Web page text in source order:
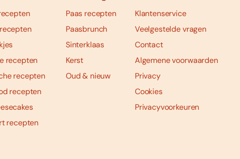
recepten
recepten
recepten
recepten
Paas recepten
Paasbrunch
Sinterklaas
Kerst
Oud & nieuw
Klantenservice
Veelgestelde vragen
Contact
Algemene voorwaarden
Privacy
Cookies
Privacyvoorkeuren